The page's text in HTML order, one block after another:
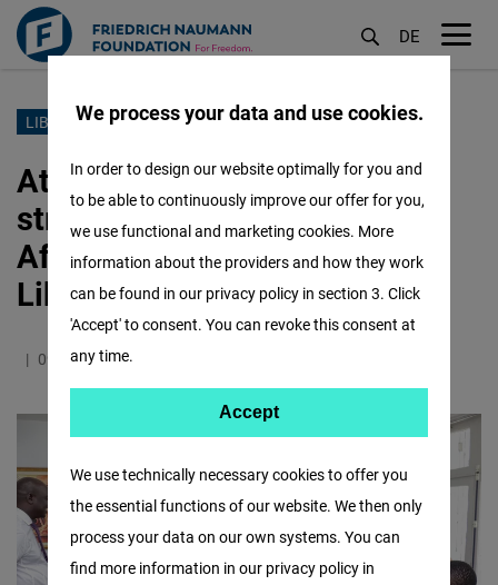
Aller
contenu
principal
DE
LIBERALISME
Atelier de planification
stratégique de la Jeunesse
Africaine Libérale pour la
Liberté (ALYF)
09.12.2022
We process your data and use cookies.
We use technically necessary cookies to offer you
the essential functions of our website. We then only
process your data on our own systems. You can
find more information in our privacy policy in
In order to design our website optimally for you and
to be able to continuously improve our offer for you,
we use functional and marketing cookies. More
information about the providers and how they work
can be found in our privacy policy in section 3. Click
'Accept' to consent. You can revoke this consent at
any time.
Facebook
Embed
Accept Accept